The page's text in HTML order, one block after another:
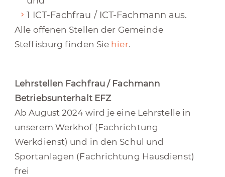
1 ICT-Fachfrau / ICT-Fachmann aus.
Alle offenen Stellen der Gemeinde
Steffisburg finden Sie hier.
Lehrstellen Fachfrau / Fachmann
Betriebsunterhalt EFZ
Ab August 2024 wird je eine Lehrstelle in
unserem Werkhof (Fachrichtung
Werkdienst) und in den Schul und
Sportanlagen (Fachrichtung Hausdienst)
frei